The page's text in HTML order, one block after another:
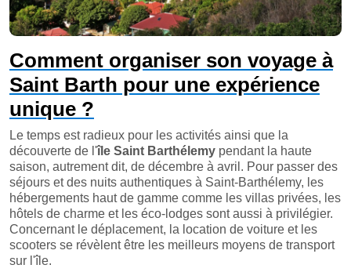
Comment organiser son voyage à
Saint Barth pour une expérience
unique ?
Le temps est radieux pour les activités ainsi que la
découverte de l'île Saint Barthélemy pendant la haute
saison, autrement dit, de décembre à avril. Pour passer des
séjours et des nuits authentiques à Saint-Barthélemy, les
hébergements haut de gamme comme les villas privées, les
hôtels de charme et les éco-lodges sont aussi à privilégier.
Concernant le déplacement, la location de voiture et les
scooters se révèlent être les meilleurs moyens de transport
sur l'île.